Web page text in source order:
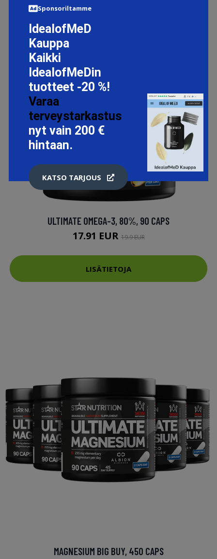
ULTIMATE OMEGA-3, 80%, 90 CAPS
17.91 EUR19.9 EUR
LISÄTIETOJA
MAGNESIUM BIG BUY, 450 CAPS
Sponsoriltamme
IdealofMeD
Kauppa
Kaikki
IdealofMeDin
tuotteet -20 %!
Varaa
terveystarkastus
nyt vain 200 €
hintaan.
KATSO TARJOUS